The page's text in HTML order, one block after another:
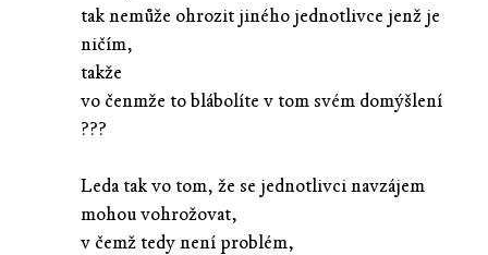
tak nemůže ohrozit jiného jednotlivce jenž je
ničím,
takže
vo čenmže to blábolíte v tom svém domýšlení
???
Leda tak vo tom, že se jednotlivci navzájem
mohou vohrožovat,
v čemž tedy není problém,